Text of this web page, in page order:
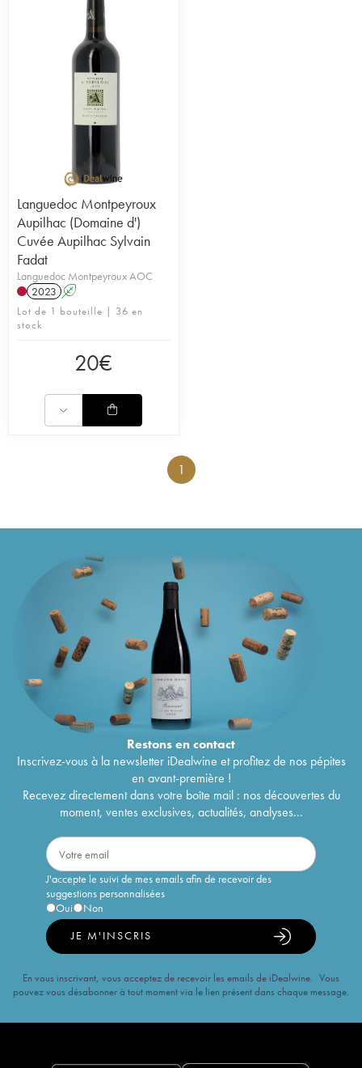
Languedoc Montpeyroux
Aupilhac (Domaine d')
Cuvée Aupilhac Sylvain
Fadat
Languedoc Montpeyroux AOC
2023 A
Lot de 1 bouteille | 36 en
stock
20€
1
Restons encontact
Inscrivez-vous à la newsletter iDealwine et profitez de nos pépites
en avant-première !
Recevez directement dans votre boîte mail : nos découvertes du
moment, ventes exclusives, actualités, analyses...
J'accepte le suivi de mes emails afin de recevoir des
suggestions personnalisées
Oui
Non
JE M'INSCRIS
En vous inscrivant, vous acceptez de recevoir les emails de iDealwine. Vous
pouvez vous désabonner à tout moment via le lien présent dans chaque message.